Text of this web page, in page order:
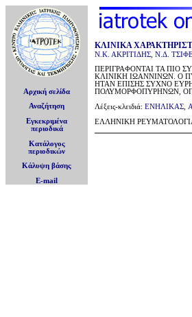
Αρχική σελίδα
Αναζήτηση
Εγκεκριμένα
περιοδικά
Κατάλογος
περιοδικών
Κάλυψη βάσης
E-mail
ΚΛΙΝΙΚΑ
Ν.Κ. ΑΚΡΙΤΙΔΗΣ Ν.Δ.
ΠΕΡΙΓΡΑΦΟΝΤΑΙ ΤΑ ΠΙΟ
ΚΛΙΝΙΚΗ ΙΩΑΝΝΙΝΩΝ. Ο
ΗΤΑΝ ΕΠΙΣΗΣ ΣΥΧΝΟ
ΠΟΛΥΜΟΡΦΟΠΥΡΗΝΩΝ,
Λέξεις-κλειδιά: ΕΝΗΛΙΚΑΣ
ΕΛΛΗΝΙΚΗ